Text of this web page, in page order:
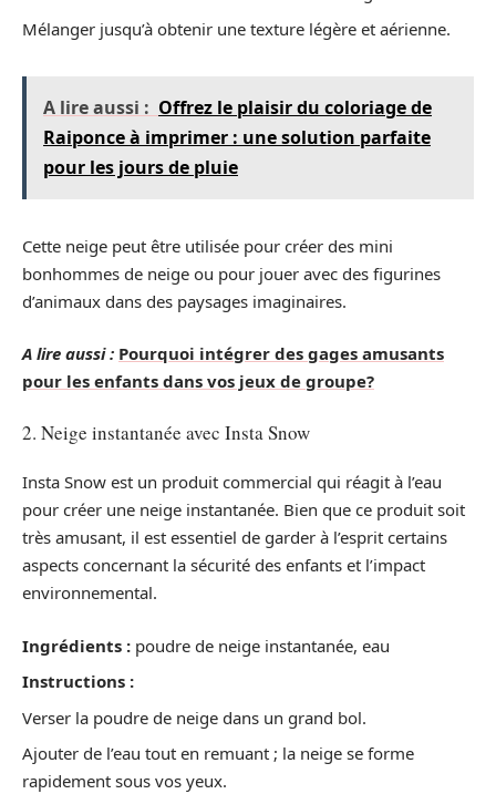
Mélanger jusqu’à obtenir une texture légère et aérienne.
A lire aussi : Offrez le plaisir du coloriage de
Raiponce à imprimer : une solution parfaite
pour les jours de pluie
Cette neige peut être utilisée pour créer des mini
bonhommes de neige ou pour jouer avec des figurines
d’animaux dans des paysages imaginaires.
A lire aussi : Pourquoi intégrer des gages amusants
pour les enfants dans vos jeux de groupe?
2. Neige instantanée avec Insta Snow
Insta Snow est un produit commercial qui réagit à l’eau
pour créer une neige instantanée. Bien que ce produit soit
très amusant, il est essentiel de garder à l’esprit certains
aspects concernant la sécurité des enfants et l’impact
environnemental.
Ingrédients : poudre de neige instantanée, eau
Instructions :
Verser la poudre de neige dans un grand bol.
Ajouter de l’eau tout en remuant ; la neige se forme
rapidement sous vos yeux.